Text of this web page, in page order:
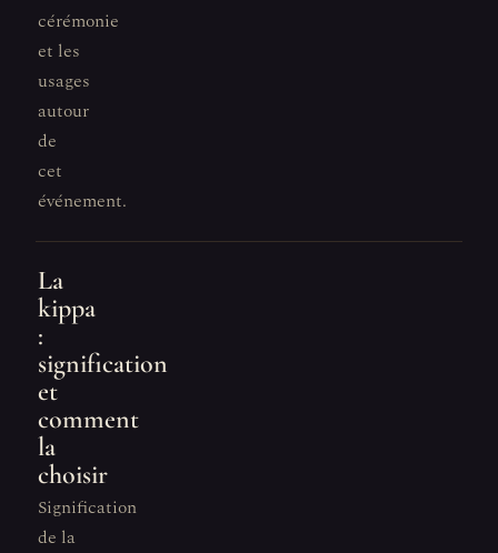
cérémonie
et les
usages
autour
de
cet
événement.
La
kippa
:
signification
et
comment
la
choisir
Signification
de la